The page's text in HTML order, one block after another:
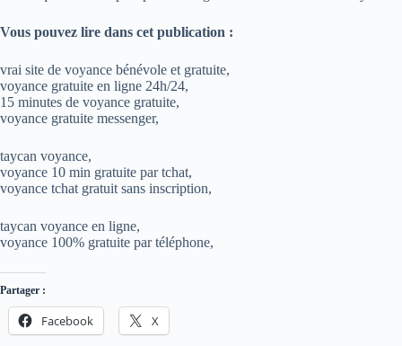
Vous pouvez lire dans cet publication :
vrai site de voyance bénévole et gratuite,
voyance gratuite en ligne 24h/24,
15 minutes de voyance gratuite,
voyance gratuite messenger,
taycan voyance,
voyance 10 min gratuite par tchat,
voyance tchat gratuit sans inscription,
taycan voyance en ligne,
voyance 100% gratuite par téléphone,
Partager :
Facebook X